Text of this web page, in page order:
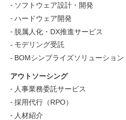
ソフトウェア設計・開発
ハードウェア開発
脱属人化・DX推進サービス
モデリング受託
BOMシンプライズソリューション
アウトソーシング
人事業務委託サービス
採用代行（RPO）
人材紹介